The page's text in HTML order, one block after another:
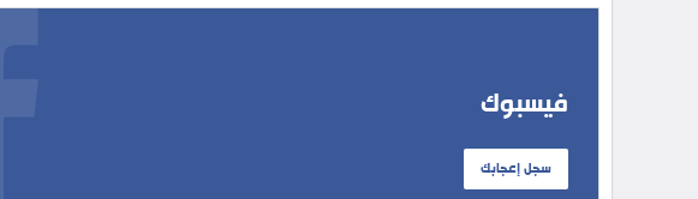
فيسبوك
سجل إعجابك